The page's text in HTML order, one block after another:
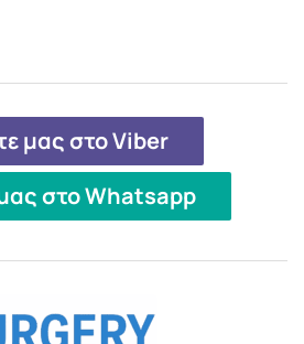
μας στο Viber
στο Whatsapp